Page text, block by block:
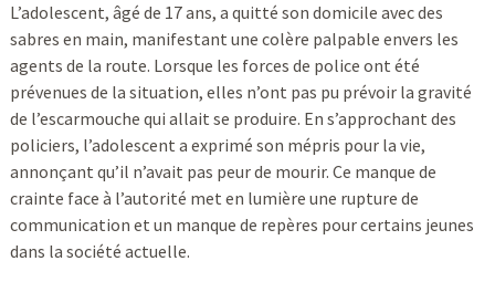
L’adolescent, âgé de 17 ans, a quitté son domicile avec des
sabres en main, manifestant une colère palpable envers les
agents de la route. Lorsque les forces de police ont été
prévenues de la situation, elles n’ont pas pu prévoir la gravité
de l’escarmouche qui allait se produire. En s’approchant des
policiers, l’adolescent a exprimé son mépris pour la vie,
annonçant qu’il n’avait pas peur de mourir. Ce manque de
crainte face à l’autorité met en lumière une rupture de
communication et un manque de repères pour certains jeunes
dans la société actuelle.